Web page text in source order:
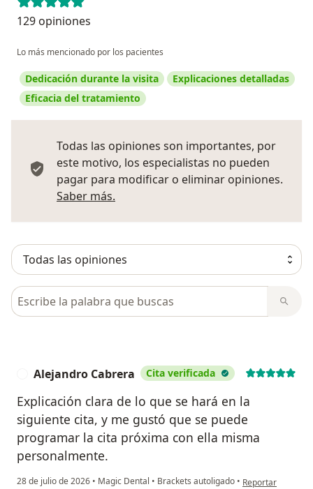
129 opiniones
Lo más mencionado por los pacientes
Dedicación durante la visita
Explicaciones detalladas
Eficacia del tratamiento
Todas las opiniones son importantes, por
este motivo, los especialistas no pueden
pagar para modificar o eliminar opiniones.
Saber más.
Busca en opiniones
Alejandro Cabrera Cita verificada
Explicación clara de lo que se hará en la
siguiente cita, y me gustó que se puede
programar la cita próxima con ella misma
personalmente.
28 de julio de 2026 • Magic Dental • Brackets autoligado • en opinión del
Reportar